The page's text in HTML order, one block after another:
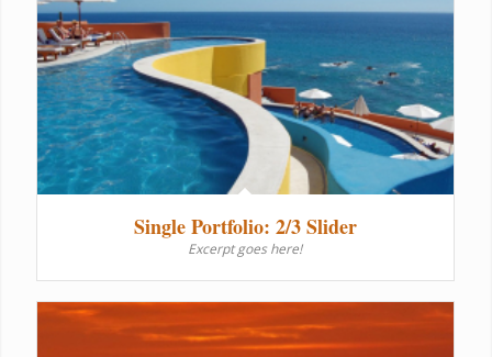
Single Portfolio: 2/3 Slider
Excerpt goes here!